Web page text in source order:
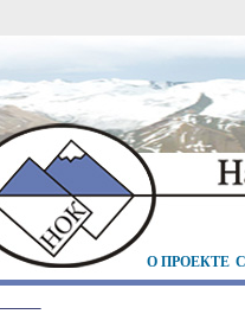
О ПРОЕКТЕ